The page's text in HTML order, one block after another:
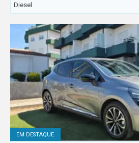
Diesel
EM DESTAQUE